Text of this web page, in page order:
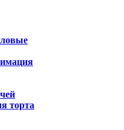
торта